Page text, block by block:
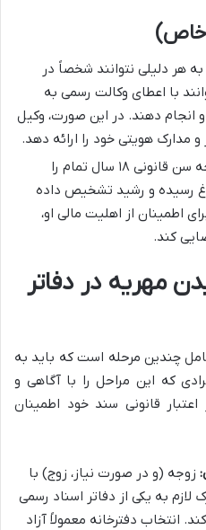
خاص)
هر دلیلی نتوانند شخصاً در
با اعطای وکالت رسمی به
انجام دهند. در این صورت، وکیل
مدارک هویتی خود را ارائه دهد.
در صورتی که زوجه سن قانونی ۱۸ سال تمام را
رسیده و رشید تشخیص داده
اطمینان از اهلیت مالی او،
کند.
مهریه در دفاتر
چندین مرحله است که باید به
که این مراحل را با آگاهی و
قانونی سند خود اطمینان
زوجه (و در صورت نیاز، زوج) با
به یکی از دفاتر اسناد رسمی
انتخاب دفترخانه معمولاً آزاد